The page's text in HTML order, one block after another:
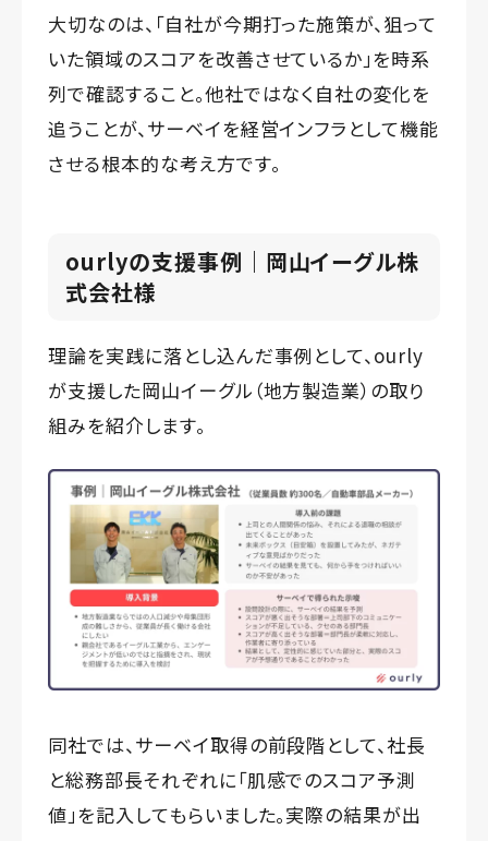
大切なのは、「自社が今期打った施策が、狙って
いた領域のスコアを改善させているか」を時系
列で確認すること。他社ではなく自社の変化を
追うことが、サーベイを経営インフラとして機能
させる根本的な考え方です。
ourlyの支援事例｜岡山イーグル株
式会社様
理論を実践に落とし込んだ事例として、ourly
が支援した岡山イーグル（地方製造業）の取り
組みを紹介します。
同社では、サーベイ取得の前段階として、社長
と総務部長それぞれに「肌感でのスコア予測
値」を記入してもらいました。実際の結果が出